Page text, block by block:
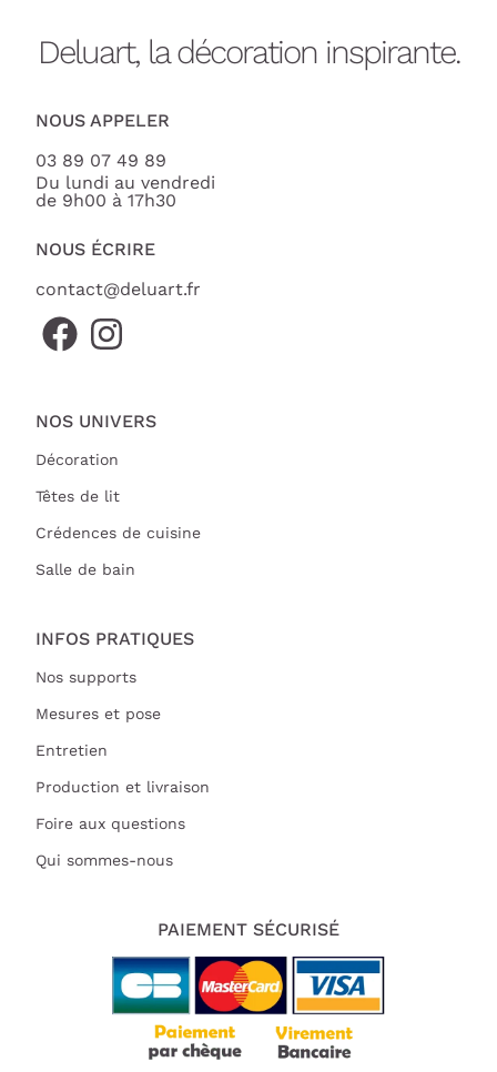
Deluart, la décoration inspirante.
NOUS APPELER
03 89 07 49 89
Du lundi au vendredi
de 9h00 à 17h30
NOUS ÉCRIRE
contact@deluart.fr
NOS UNIVERS
Décoration
Têtes de lit
Crédences de cuisine
Salle de bain
INFOS PRATIQUES
Nos supports
Mesures et pose
Entretien
Production et livraison
Foire aux questions
Qui sommes-nous
PAIEMENT SÉCURISÉ